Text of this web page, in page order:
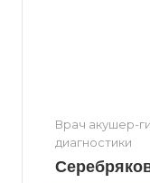
Врач акушер-
диагностики